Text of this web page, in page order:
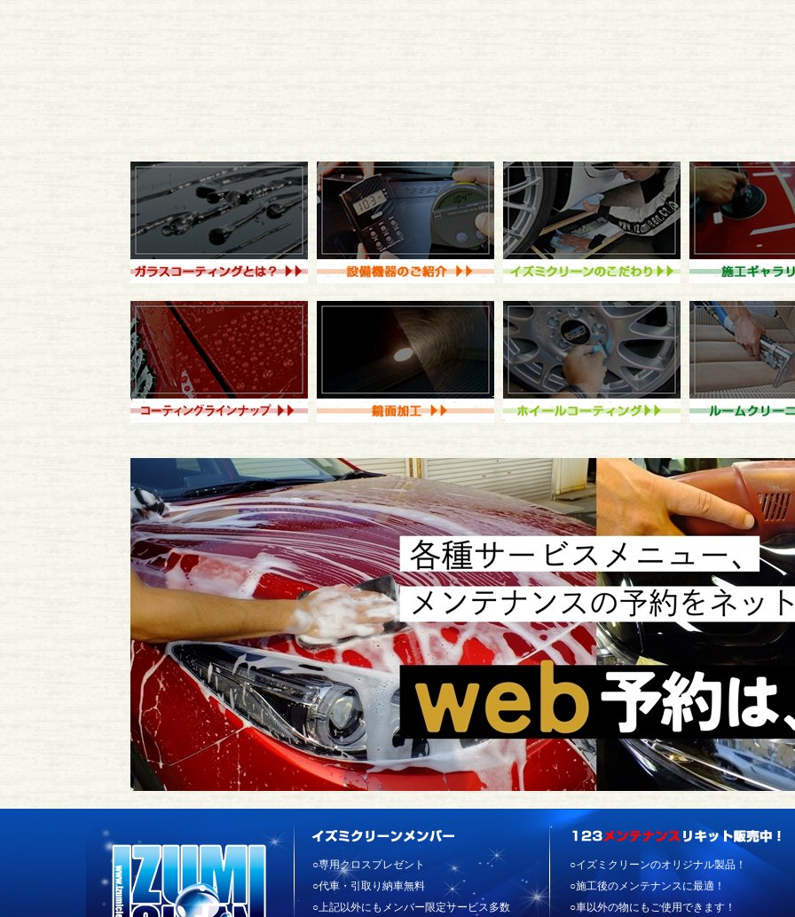
○専用クロスプレゼント
○代車・引取り納車無料
○上記以外にもメンバー限定サービス多数
○イズミクリーンのオリジナル製品！
○施工後のメンテナンスに最適！
○車以外の物にもご使用できます！